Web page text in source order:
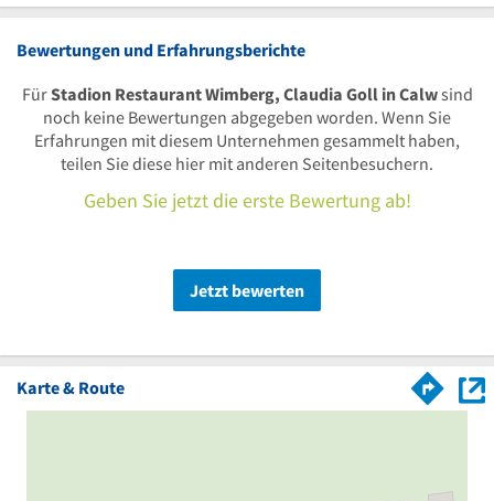
Bewertungen und Erfahrungsberichte
FürStadion Restaurant Wimberg, Claudia Goll in Calwsind
noch keine Bewertungen abgegeben worden. Wenn Sie
Erfahrungen mit diesem Unternehmen gesammelt haben,
teilen Sie diese hier mit anderen Seitenbesuchern.
Geben Sie jetzt die erste Bewertung ab!
Jetzt bewerten
Karte & Route